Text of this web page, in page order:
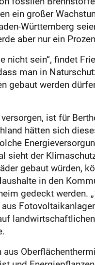
ein großer
Württemberg
aber nur ein
nicht sein“, findet
man in
gebaut werden
ist für
hätten sich
sieht der
gebaut würden,
in den
gedeckt werden.